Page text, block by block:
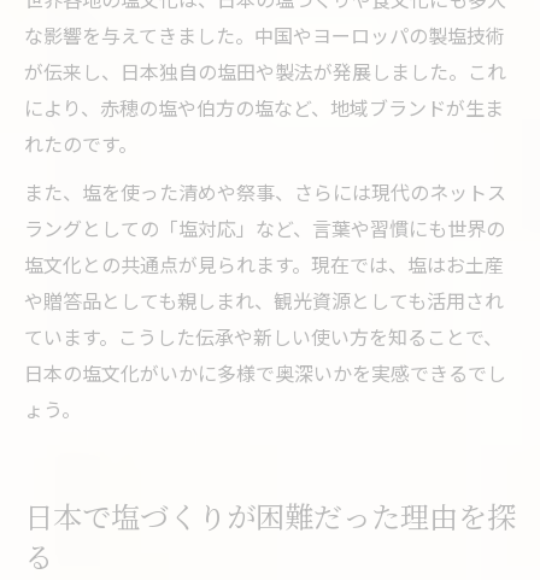
な影響を与えてきました。中国やヨーロッパの製塩技術
が伝来し、日本独自の塩田や製法が発展しました。これ
により、赤穂の塩や伯方の塩など、地域ブランドが生ま
れたのです。
また、塩を使った清めや祭事、さらには現代のネットス
ラングとしての「塩対応」など、言葉や習慣にも世界の
塩文化との共通点が見られます。現在では、塩はお土産
や贈答品としても親しまれ、観光資源としても活用され
ています。こうした伝承や新しい使い方を知ることで、
日本の塩文化がいかに多様で奥深いかを実感できるでし
ょう。
日本で塩づくりが困難だった理由を探
る